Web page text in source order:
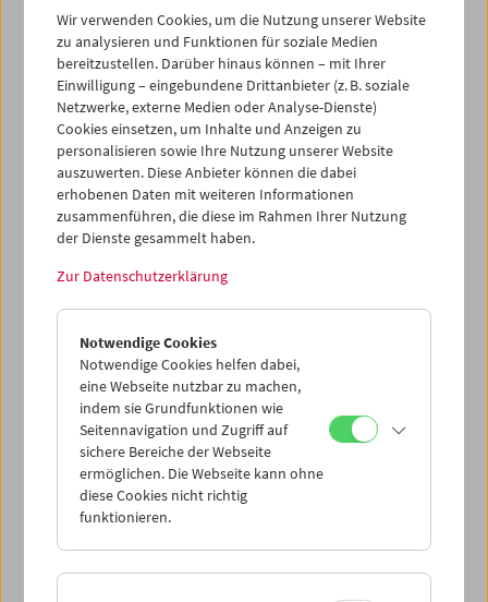
28
30 02
04
05
06 07 08 09 10
iCalender
Programmheft-PDF
English language or subtitles
< Vorherige Woche
Mo 28.4.
Di 29.4.
Mi 30.4.
Do 1.5.
Sa 3.5.
Wir verwenden Cookies, um die Nutzung unserer Website
zu analysieren und Funktionen für soziale Medien
bereitzustellen. Darüber hinaus können – mit Ihrer
Einwilligung – eingebundene Drittanbieter (z. B. soziale
Netzwerke, externe Medien oder Analyse-Dienste)
Cookies einsetzen, um Inhalte und Anzeigen zu
personalisieren sowie Ihre Nutzung unserer Website
auszuwerten. Diese Anbieter können die dabei
erhobenen Daten mit weiteren Informationen
zusammenführen, die diese im Rahmen Ihrer Nutzung
der Dienste gesammelt haben.
Zur Datenschutzerklärung
Notwendige Cookies
Notwendige Cookies helfen dabei,
eine Webseite nutzbar zu machen,
indem sie Grundfunktionen wie
Seitennavigation und Zugriff auf
sichere Bereiche der Webseite
ermöglichen. Die Webseite kann ohne
diese Cookies nicht richtig
funktionieren.